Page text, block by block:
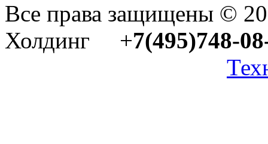
Все права защищены ©
Холдинг +7(495)748-